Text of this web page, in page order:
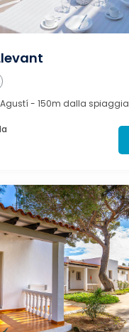
- 150m dalla spiaggia